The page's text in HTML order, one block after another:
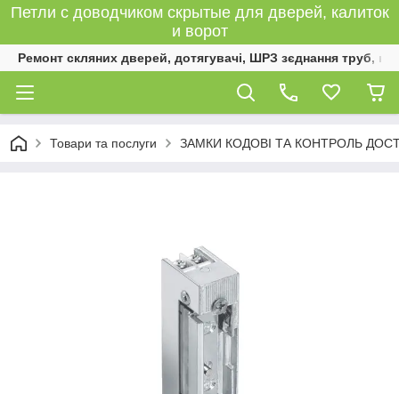
Петли с доводчиком скрытые для дверей, калиток
и ворот
Ремонт скляних дверей, дотягувачі, ШРЗ зєднання труб,
Товари та послуги ЗАМКИ КОДОВІ ТА КОНТРОЛЬ